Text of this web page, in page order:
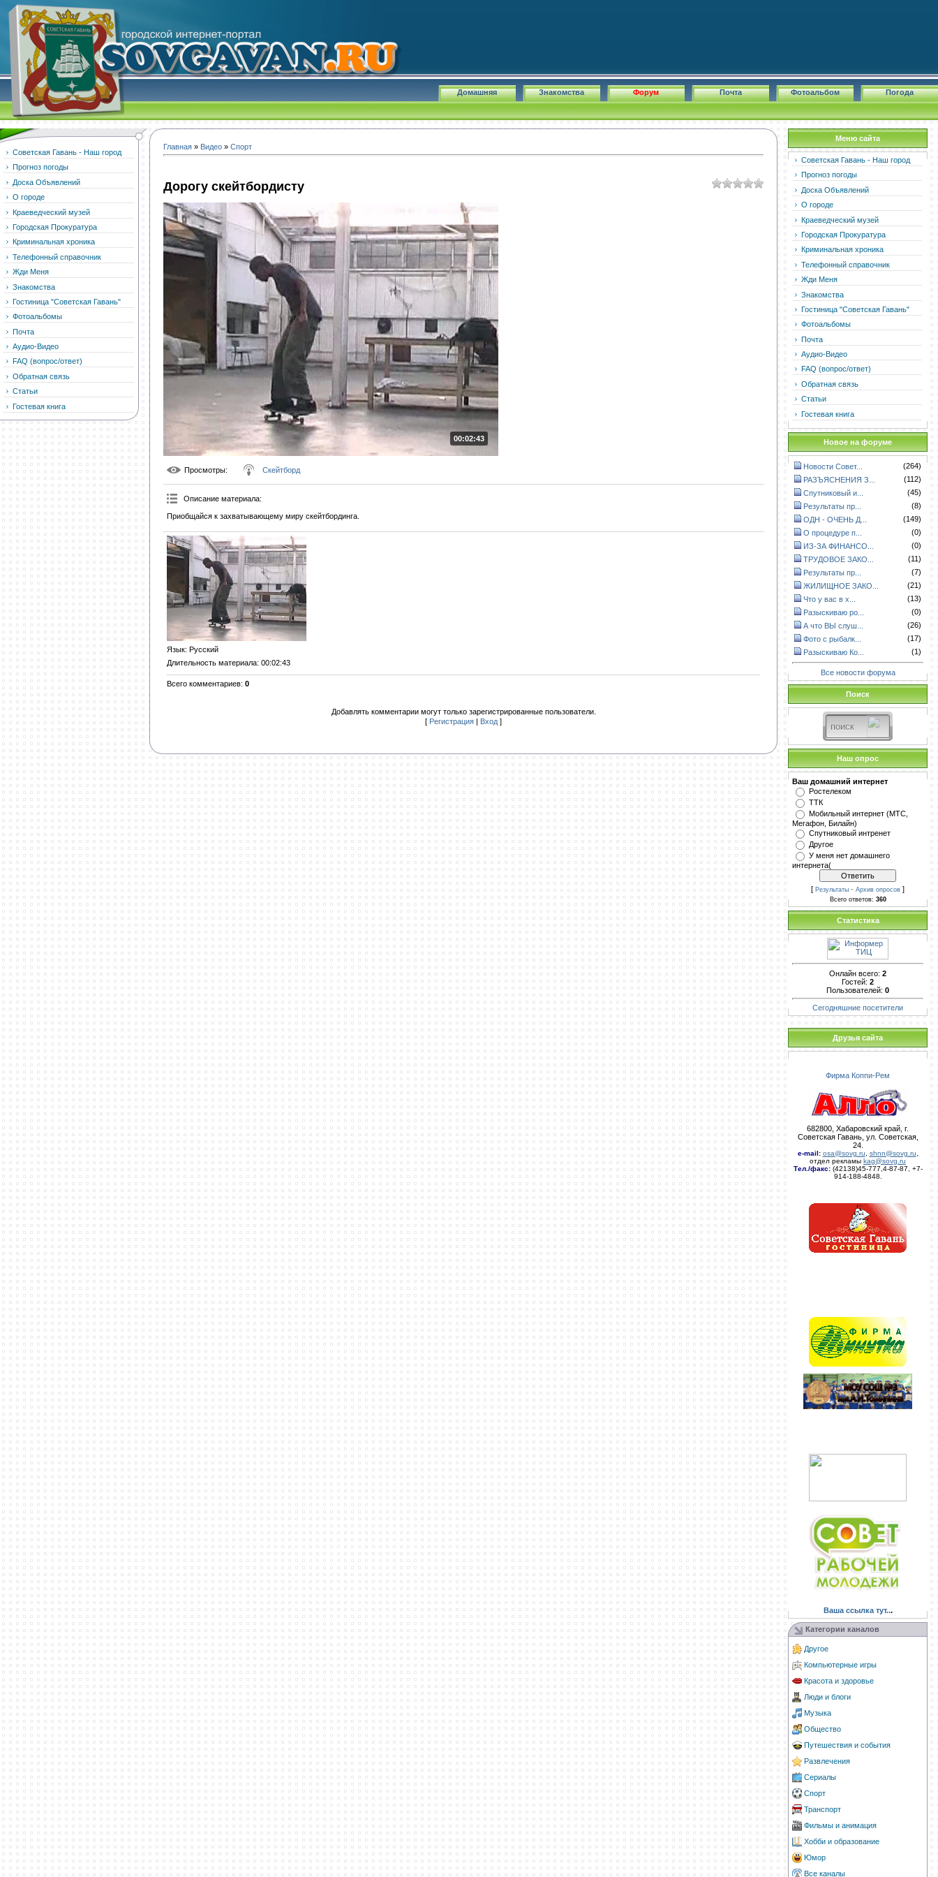
Погода
Фотоальбом
Почта
Форум
Знакомства
Домашняя
Советская Гавань - Наш город
Прогноз погоды
Доска Объявлений
О городе
Краеведческий музей
Городская Прокуратура
Криминальная хроника
Телефонный справочник
Жди Меня
Знакомства
Гостиница "Советская Гавань"
Фотоальбомы
Почта
Аудио-Видео
FAQ (вопрос/ответ)
Обратная связь
Статьи
Гостевая книга
Главная » Видео » Спорт
Дорогу скейтбордисту
00:02:43
Просмотры: Скейтборд
Описание материала:
Приобщайся к захватывающему миру скейтбординга.
Язык: Русский
Длительность материала: 00:02:43
Всего комментариев: 0
Добавлять комментарии могут только зарегистрированные пользователи.
[ Регистрация Вход]
Меню сайта
Советская Гавань - Наш город
Прогноз погоды
Доска Объявлений
О городе
Краеведческий музей
Городская Прокуратура
Криминальная хроника
Телефонный справочник
Жди Меня
Знакомства
Гостиница "Советская Гавань"
Фотоальбомы
Почта
Аудио-Видео
FAQ (вопрос/ответ)
Обратная связь
Статьи
Гостевая книга
Новое на форуме
Новости Совет...
(264)
РАЗЪЯСНЕНИЯ З...
(112)
Спутниковый и...
(45)
Результаты пр...
(8)
ОДН - ОЧЕНЬ Д...
(149)
О процедуре п...
(0)
ИЗ-ЗА ФИНАНСО...
(0)
ТРУДОВОЕ ЗАКО...
(11)
Результаты пр...
(7)
ЖИЛИЩНОЕ ЗАКО...
(21)
Что у вас в х...
(13)
Разыскиваю ро...
(0)
А что ВЫ слуш...
(26)
Фото с рыбалк...
(17)
Разыскиваю Ко...
(1)
Все новости форума
Поиск
Наш опрос
Ваш домашний интернет
Ростелеком
ТТК
Мобильный интернет (МТС,
Мегафон, Билайн)
Спутниковый интренет
Другое
У меня нет домашнего
интернета(
[ Результаты · Архив опросов ]
Всего ответов: 360
Статистика
Онлайн всего: 2
Гостей: 2
Пользователей: 0
Сегодняшние посетители
Друзья сайта
Фирма Коппи-Рем
682800, Хабаровский край, г.
Советская Гавань, ул. Советская,
24.
e-mail: osa@sovg.ru shnn@sovg.ru
отдел рекламы kag@sovg.ru
Тел./факс:(42138)45-777,4-87-87, +7-
914-188-4848.
Ваша ссылка тут...
Категории каналов
Другое
Компьютерные игры
Красота и здоровье
Люди и блоги
Музыка
Общество
Путешествия и события
Развлечения
Сериалы
Спорт
Транспорт
Фильмы и анимация
Хобби и образование
Юмор
Все каналы